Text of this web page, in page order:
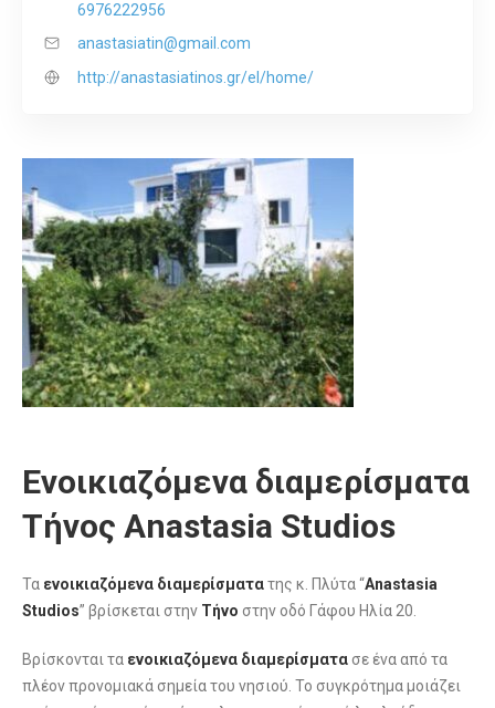
6976222956
anastasiatin@gmail.com
http://anastasiatinos.gr/el/home/
Ενοικιαζόμενα διαμερίσματα
Τήνος Anastasia Studios
Τα ενοικιαζόμενα διαμερίσματατης κ. Πλύτα “Anastasia
Studios” βρίσκεται στην Τήνο στην οδό Γάφου Ηλία 20.
Βρίσκονται τα ενοικιαζόμενα διαμερίσματα σε ένα από τα
πλέον προνομιακά σημεία του νησιού. Το συγκρότημα μοιάζει